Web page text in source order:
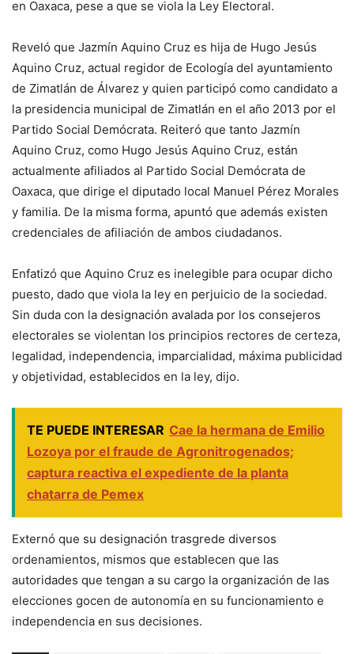
en Oaxaca, pese a que se viola la Ley Electoral.
Reveló que Jazmín Aquino Cruz es hija de Hugo Jesús
Aquino Cruz, actual regidor de Ecología del ayuntamiento
de Zimatlán de Álvarez y quien participó como candidato a
la presidencia municipal de Zimatlán en el año 2013 por el
Partido Social Demócrata. Reiteró que tanto Jazmín
Aquino Cruz, como Hugo Jesús Aquino Cruz, están
actualmente afiliados al Partido Social Demócrata de
Oaxaca, que dirige el diputado local Manuel Pérez Morales
y familia. De la misma forma, apuntó que además existen
credenciales de afiliación de ambos ciudadanos.
Enfatizó que Aquino Cruz es inelegible para ocupar dicho
puesto, dado que viola la ley en perjuicio de la sociedad.
Sin duda con la designación avalada por los consejeros
electorales se violentan los principios rectores de certeza,
legalidad, independencia, imparcialidad, máxima publicidad
y objetividad, establecidos en la ley, dijo.
TE PUEDE INTERESAR Cae la hermana de Emilio
Lozoya por el fraude de Agronitrogenados;
captura reactiva el expediente de la planta
chatarra de Pemex
Externó que su designación trasgrede diversos
ordenamientos, mismos que establecen que las
autoridades que tengan a su cargo la organización de las
elecciones gocen de autonomía en su funcionamiento e
independencia en sus decisiones.